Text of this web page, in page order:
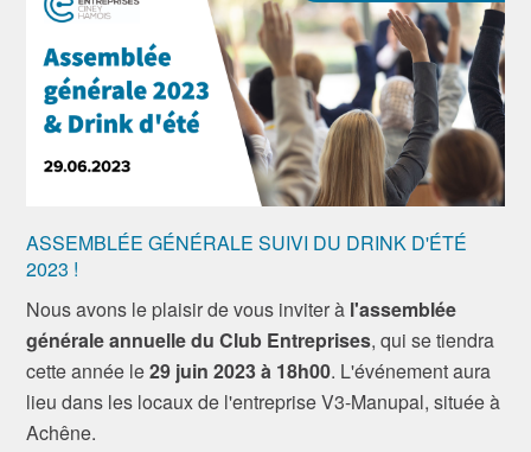
ASSEMBLÉE GÉNÉRALE SUIVI DU DRINK D'ÉTÉ
2023 !
Nous avons le plaisir de vous inviter à l'assemblée
générale annuelle du Club Entreprises, qui se tiendra
cette année le29 juin 2023 à 18h00. L'événement aura
lieu dans les locaux de l'entreprise V3-Manupal, située à
Achêne.